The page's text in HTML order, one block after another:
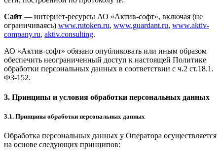
Сайт — интернет-ресурсы АО «Актив-софт», включая (не
ограничиваясь) www.rutoken.ru, www.guardant.ru, www.aktiv-
company.ru, aktiv.consulting.
АО «Актив-софт» обязано опубликовать или иным образом
обеспечить неограниченный доступ к настоящей Политике
обработки персональных данных в соответствии с ч.2 ст.18.1.
ФЗ-152.
3. Принципы и условия обработки персональных данных
3.1. Принципы обработки персональных данных
Обработка персональных данных у Оператора осуществляется
на основе следующих принципов: